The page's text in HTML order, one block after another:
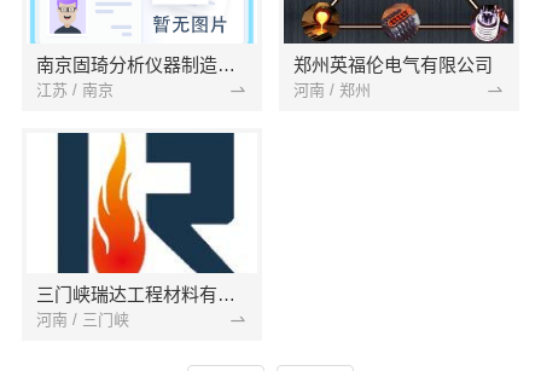
南京固琦分析仪器制造有限公司
江苏 / 南京
郑州英福伦电气有限公司
河南 / 郑州
三门峡瑞达工程材料有限公司
河南 / 三门峡